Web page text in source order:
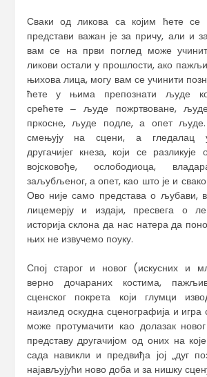
Сваки од ликова са којим ћете се
представи важан је за причу, али и
вам се на први поглед може
ликови остали у прошлости, ако
њихова лица, могу вам се учинити
ћете у њима препознати људе
срећете ‒ људе пожртвоване,
пркосне, људе подле, а опет
смењују на сцени, а гледалац
другачијег кнеза, који се
војсковође, ослободиоца,
заљубљеног, а опет, као што је и
Ово није само представа о љубави,
лицемерју и издаји, пресвега о
историја склона да нас натера да
њих не извучемо поуку.
Спој старог и новог (искусних и
верно дочараних костима,
сценског покрета који глумци
наизлед оскудна сценографија и игра
може протумачити као долазак
представу другачијом од оних на
сада навикли и предвиђа јој „дуг
најављујући ново доба и за нишку